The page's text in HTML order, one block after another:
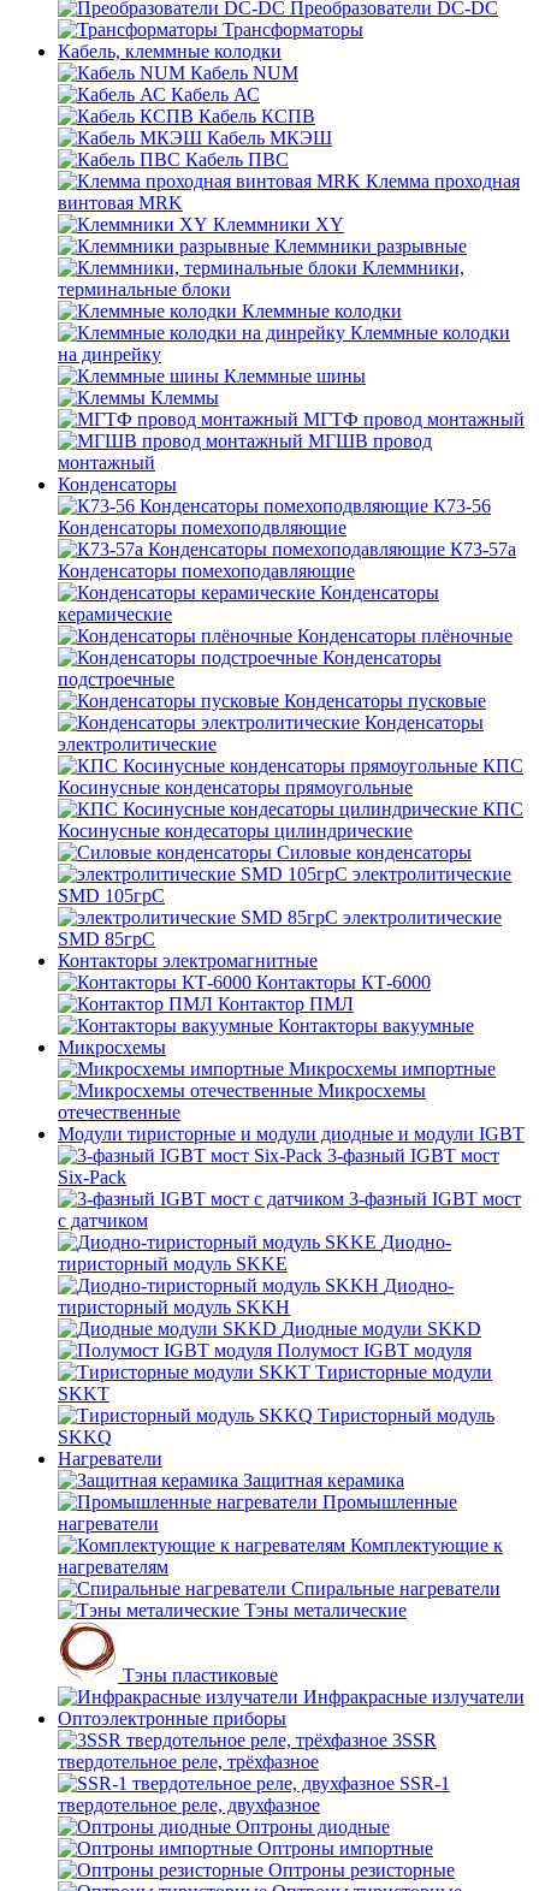
Преобразователи DC-DC
Трансформаторы
Кабель, клеммные колодки
Кабель NUM
Кабель АС
Кабель КСПВ
Кабель МКЭШ
Кабель ПВС
Клемма проходная
винтовая MRK
Клеммники XY
Клеммники разрывные
Клеммники,
терминальные блоки
Клеммные колодки
Клеммные колодки
на динрейку
Клеммные шины
Клеммы
МГТФ провод монтажный
МГШВ провод
монтажный
Конденсаторы
К73-56
Конденсаторы помехоподвляющие
К73-57а
Конденсаторы помехоподавляющие
Конденсаторы
керамические
Конденсаторы плёночные
Конденсаторы
подстроечные
Конденсаторы пусковые
Конденсаторы
электролитические
КПС
Косинусные конденсаторы прямоугольные
КПС
Косинусные кондесаторы цилиндрические
Силовые конденсаторы
электролитические
SMD 105грС
электролитические
SMD 85грС
Контакторы электромагнитные
Контакторы КТ-6000
Контактор ПМЛ
Контакторы вакуумные
Микросхемы
Микросхемы импортные
Микросхемы
отечественные
Модули тиристорные и модули диодные и модули IGBT
3-фазный IGBT мост
Six-Pack
3-фазный IGBT мост
с датчиком
Диодно-
тиристорный модуль SKKE
Диодно-
тиристорный модуль SKKH
Диодные модули SKKD
Полумост IGBT модуля
Тиристорные модули
SKKT
Тиристорный модуль
SKKQ
Нагреватели
Защитная керамика
Промышленные
нагреватели
Комплектующие к
нагревателям
Спиральные нагреватели
Тэны металические
Тэны пластиковые
Инфракрасные излучатели
Оптоэлектронные приборы
3SSR
твердотельное реле, трёхфазное
SSR-1
твердотельное реле, двухфазное
Оптроны диодные
Оптроны импортные
Оптроны резисторные